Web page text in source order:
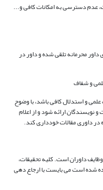
عدم دسترسی به امکانات کافی و...
محرمانه تلقی شده و داور در
و استدلال کافی باشد، با وضوح
نویسندگان ارائه شود و از اعلام
داوری مقالات خودداری کند.
داوران است. کلیه تحقیقات،
شده است می بایست با ارجاع دهی